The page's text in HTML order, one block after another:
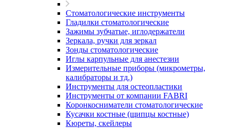
Стоматологические инструменты
Гладилки стоматологические
Зажимы зубчатые, иглодержатели
Зеркала, ручки для зеркал
Зонды стоматологические
Иглы карпульные для анестезии
Измерительные приборы (микрометры,
калибраторы и тд.)
Инструменты для остеопластики
Инструменты от компании FABRI
Коронкосниматели стоматологические
Кусачки костные (щипцы костные)
Кюреты, скейлеры